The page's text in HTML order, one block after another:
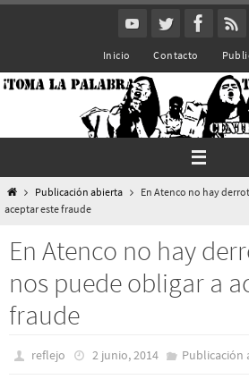
Inicio Contacto
InicioPublicación abierta
En Atenco no hay
aceptar este fraude
En Atenco no hay
nos puede obligar a
fraude
reflejo 2 junio, 2014 Publicación